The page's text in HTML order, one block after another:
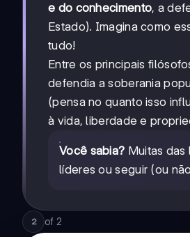
e do conhecimento, a
Estado). Imagina como
tudo!
Entre os principais
defendia a soberania
(pensa no quanto isso
à vida, liberdade e
Você sabia? Muitas
líderes ou seguir (ou
2 of 2